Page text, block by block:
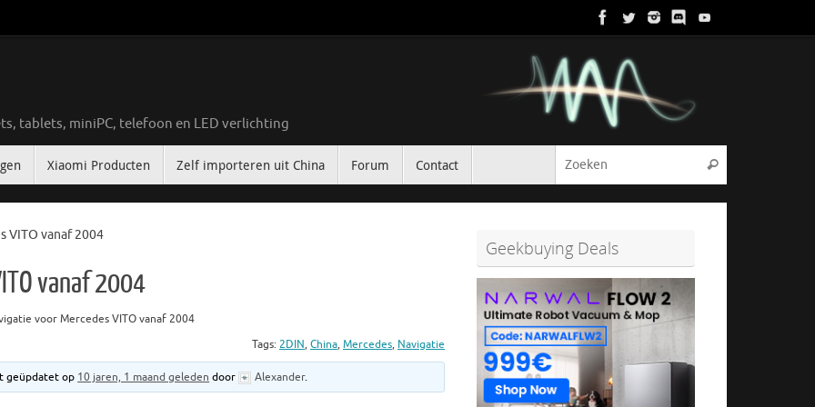
tablets, miniPC, telefoon en LED verlichting
Xiaomi Producten Zelf importeren uit China Forum Contact Zoeken
VITO vanaf 2004
vanaf 2004
voor Mercedes VITO vanaf 2004
Tags: 2DIN, China, Mercedes, Navigatie
geüpdatet op 10 jaren, 1 maand geleden door Alexander.
Geekbuying Deals